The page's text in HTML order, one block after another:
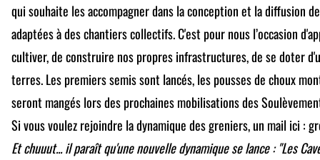
qui souhaite les accompagner dans la conception et la diffusion
adaptées à des chantiers collectifs. C'est pour nous l’occasion
cultiver, de construire nos propres infrastructures, de se doter
terres. Les premiers semis sont lancés, les pousses de choux
seront mangés lors des prochaines mobilisations des
Si vous voulez rejoindre la dynamique des greniers, un mail ici :
Et chuuut... il paraît qu'une nouvelle dynamique se lance : "Les